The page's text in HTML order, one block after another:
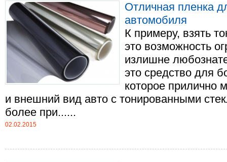
Отличная пленка
автомобиля
К примеру, взять
это возможность
излишне
это средство для
которое прилично
и внешний вид авто с тонированными
более при......
02.02.2015